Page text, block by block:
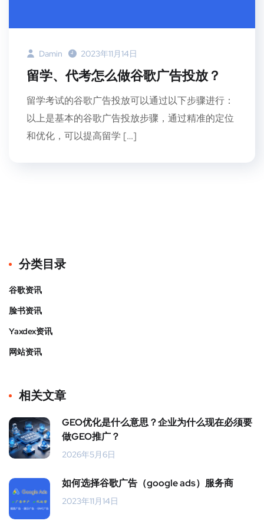
Damin 2023年11月14日
留学、代考怎么做谷歌广告投放？
留学考试的谷歌广告投放可以通过以下步骤进行：
以上是基本的谷歌广告投放步骤，通过精准的定位
和优化，可以提高留学 […]
分类目录
谷歌资讯
脸书资讯
Yaxdex资讯
网站资讯
相关文章
GEO优化是什么意思？企业为什么现在必须要
做GEO推广？
2026年5月6日
如何选择谷歌广告（google ads）服务商
2023年11月14日